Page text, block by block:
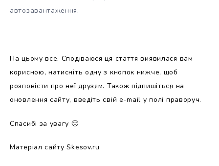
автозавантаження.
На цьому все. Сподіваюся ця стаття виявилася вам
корисною, натисніть одну з кнопок нижче, щоб
розповісти про неї друзям. Також підпишіться на
оновлення сайту, введіть свій e-mail у полі праворуч.
Спасибі за увагу 🙂
Матеріал сайту Skesov.ru